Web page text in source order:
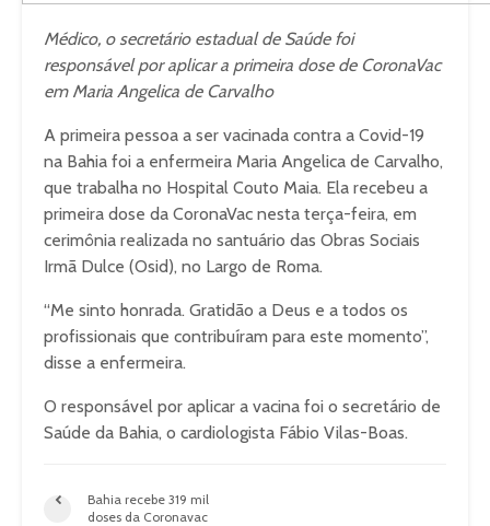
Médico, o secretário estadual de Saúde foi
responsável por aplicar a primeira dose de CoronaVac
em Maria Angelica de Carvalho
A primeira pessoa a ser vacinada contra a Covid-19
na Bahia foi a enfermeira Maria Angelica de Carvalho,
que trabalha no Hospital Couto Maia. Ela recebeu a
primeira dose da CoronaVac nesta terça-feira, em
cerimônia realizada no santuário das Obras Sociais
Irmã Dulce (Osid), no Largo de Roma.
“Me sinto honrada. Gratidão a Deus e a todos os
profissionais que contribuíram para este momento”,
disse a enfermeira.
O responsável por aplicar a vacina foi o secretário de
Saúde da Bahia, o cardiologista Fábio Vilas-Boas.
Bahia recebe 319 mil
doses da Coronavac